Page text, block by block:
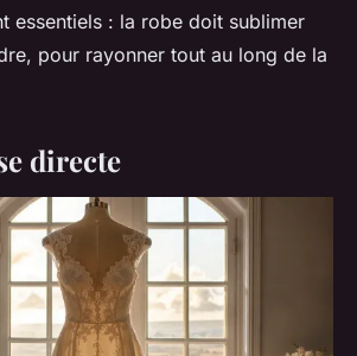
essentiels : la robe doit sublimer
pour rayonner tout au long de la
directe